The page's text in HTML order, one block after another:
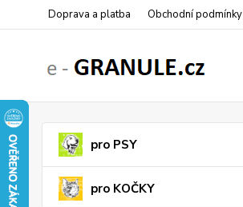
Doprava a platba Obchodní podmínky
pro PSY
pro KOČKY